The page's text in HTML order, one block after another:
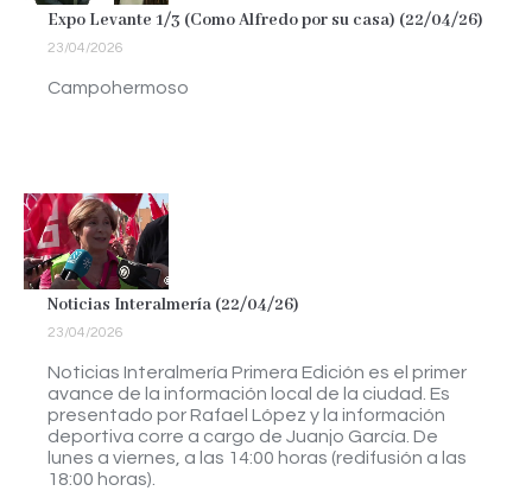
Expo Levante 1/3 (Como Alfredo por su casa) (22/04/26)
23/04/2026
Campohermoso
Noticias Interalmería (22/04/26)
23/04/2026
Noticias Interalmería Primera Edición es el primer
avance de la información local de la ciudad. Es
presentado por Rafael López y la información
deportiva corre a cargo de Juanjo García. De
lunes a viernes, a las 14:00 horas (redifusión a las
18:00 horas).